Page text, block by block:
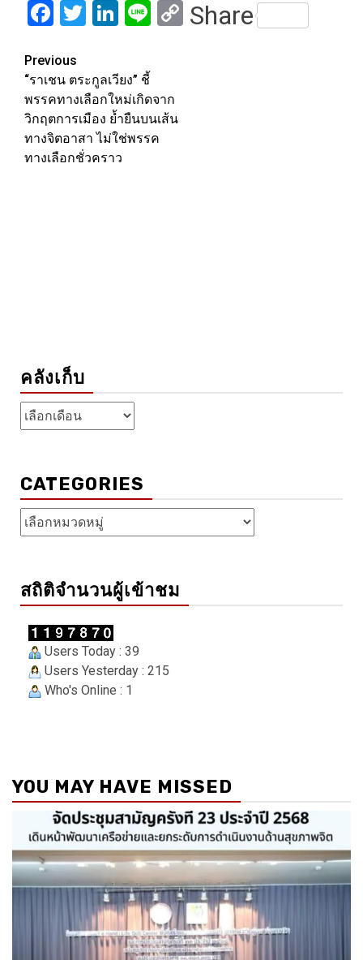
Facebook
Twitter
LinkedIn
LineCopy
Share
Post
navigation
Previous
“ราเชน ตระกูลเวียง” ชี้
พรรคทางเลือกใหม่เกิดจาก
วิกฤตการเมือง ย้ำยืนบนเส้น
ทางจิตอาสา ไม่ใช่พรรค
ทางเลือกชั่วคราว
คลังเก็บ
คลัง
เก็บ
CATEGORIES
Categories
สถิติจำนวนผู้เข้าชม
Users Today : 39
Users Yesterday : 215
Who's Online : 1
YOU MAY HAVE MISSED